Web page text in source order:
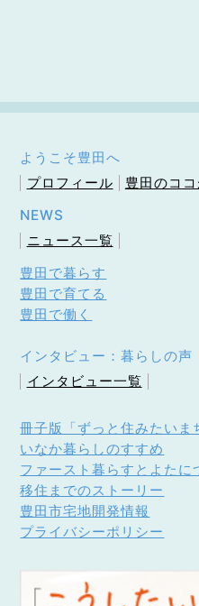
ようこそ豊田へ
プロフィール
豊田のココ
NEWS
ニュース一覧
豊田で暮らす
豊田で育てる
豊田で働く
インタビュー：暮らしの声
インタビュー一覧
冊子版「ずっと住みたいま
いなか暮らしのすすめ
ファースト暮らすとよたに
移住までのストーリー
豊田市宅地開発情報
プライバシーポリシー